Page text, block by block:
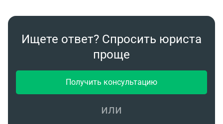
Ищете ответ? Спросить юриста
проще
Получить консультацию
или